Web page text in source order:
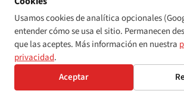
gran impacto, más que en las sanciones
tales. Las propuestas de enmienda de la
introducir multas graduadas basadas en el
—análogas a la Ley de Protección de Datos
de 2023— han aparecido en los documentos
Usamos cookies de analítica opcionales
entender cómo se usa el sitio. Permanecen
que las aceptes. Más información en nuestra
privacidad.
Aceptar